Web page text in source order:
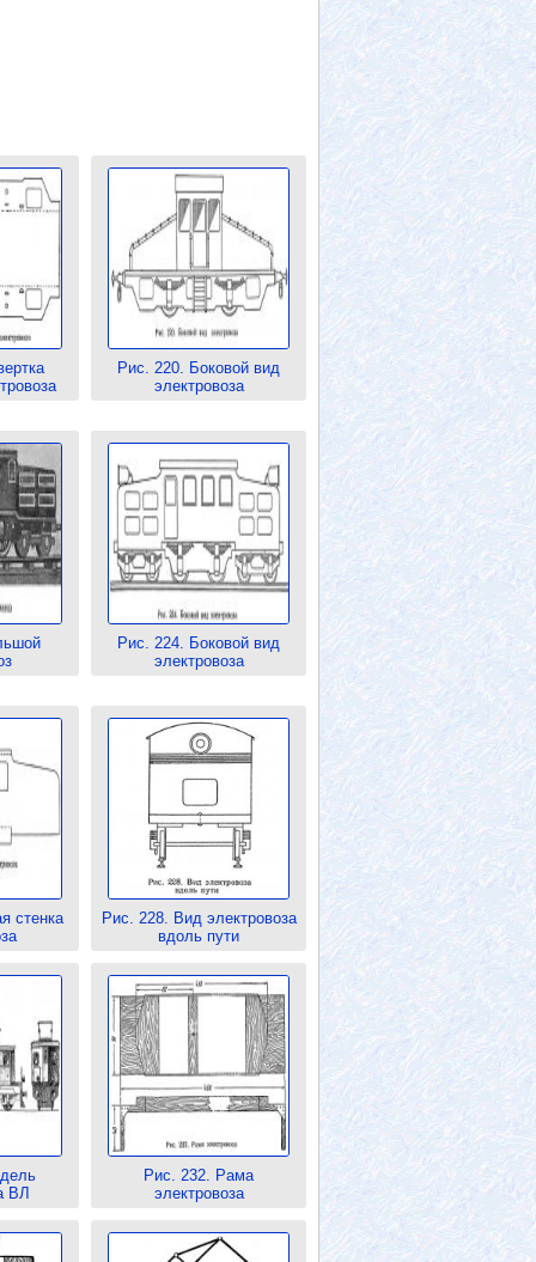
Рис. 220. Боковой вид
электровоза
Рис. 224. Боковой вид
электровоза
стенка
Рис. 228. Вид электровоза
вдоль пути
ВЛ
Рис. 232. Рама
электровоза